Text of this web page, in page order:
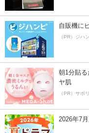
自販機に
（PR）ジハ
朝1分貼
ヤ肌
（PR）サボ
2026年7